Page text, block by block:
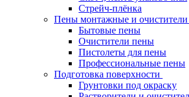
Стрейч-плёнка
Пены монтажные и очистители
Бытовые пены
Очистители пены
Пистолеты для пены
Профессиональные пены
Подготовка поверхности
Грунтовки под окраску